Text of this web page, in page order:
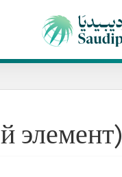
элемент)